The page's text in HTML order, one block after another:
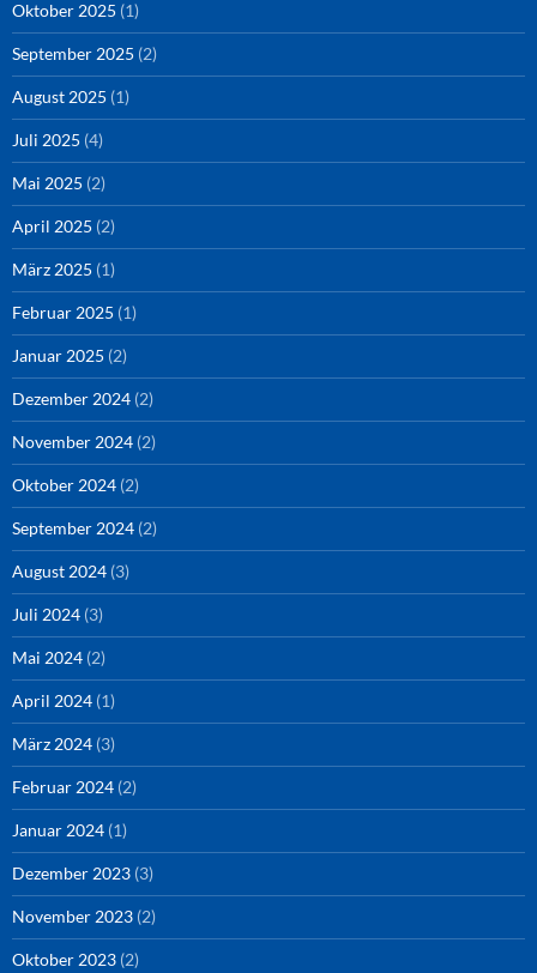
Oktober 2025 (1)
September 2025 (2)
August 2025 (1)
Juli 2025 (4)
Mai 2025 (2)
April 2025 (2)
März 2025 (1)
Februar 2025 (1)
Januar 2025 (2)
Dezember 2024 (2)
November 2024 (2)
Oktober 2024 (2)
September 2024 (2)
August 2024 (3)
Juli 2024 (3)
Mai 2024 (2)
April 2024 (1)
März 2024 (3)
Februar 2024 (2)
Januar 2024 (1)
Dezember 2023 (3)
November 2023 (2)
Oktober 2023 (2)